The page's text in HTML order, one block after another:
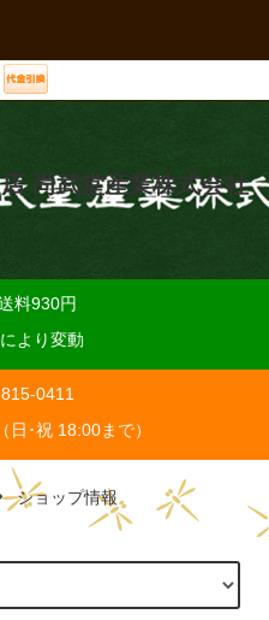
尚武堂産業株式会社
料930円
より変動
0411
日･祝 18:00まで）
ショップ情報